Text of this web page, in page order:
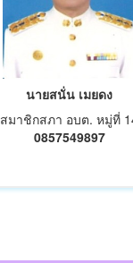
นายสนั่น เมยดง
สมาชิกสภา อบต. หมู่ที่
0857549897